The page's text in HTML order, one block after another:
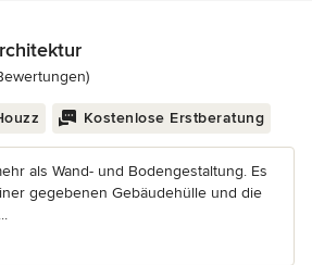
5 von 5 Sternen
Kostenlose Erstberatung
als Wand- und Bodengestaltung. Es
gegebenen Gebäudehülle und die